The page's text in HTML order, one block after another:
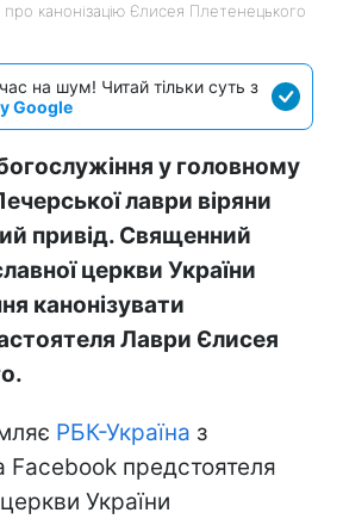
канонізацію Єлисея Плетенецького
на шум! Читай тільки суть з
Google
у головному
лаври віряни
привід. Священний
церкви України
канонізувати
Лаври Єлисея
РБК-Україна з
Facebook предстоятеля
України